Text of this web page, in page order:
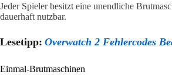
Jeder Spieler besitzt eine unendliche
dauerhaft nutzbar.
Lesetipp: Overwatch 2 Fehlercodes
Einmal-Brutmaschinen